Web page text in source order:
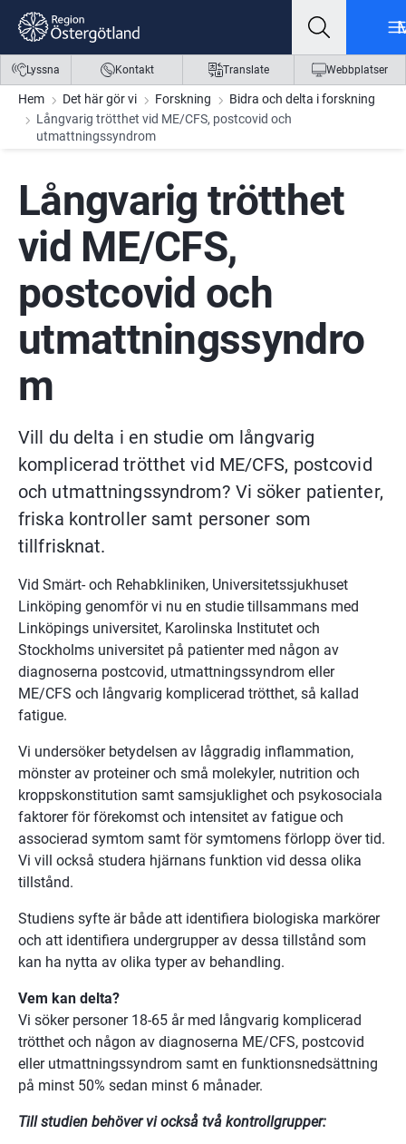
Gå till innehåll
Gå till meny
Gå till sidfot
Lyssna Kontakt Translate Webbplatser
Hem Det här gör vi Forskning
Bidra och delta i forskning
Långvarig trötthet vid ME/CFS, postcovid och
utmattningssyndrom
Långvarig trötthet
vid ME/CFS,
postcovid och
utmattningssyndro
m
Vill du delta i en studie om långvarig
komplicerad trötthet vid ME/CFS, postcovid
och utmattningssyndrom? Vi söker patienter,
friska kontroller samt personer som
tillfrisknat.
Vid Smärt- och Rehabkliniken, Universitetssjukhuset
Linköping genomför vi nu en studie tillsammans med
Linköpings universitet, Karolinska Institutet och
Stockholms universitet på patienter med någon av
diagnoserna postcovid, utmattningssyndrom eller
ME/CFS och långvarig komplicerad trötthet, så kallad
fatigue.
Vi undersöker betydelsen av låggradig inflammation,
mönster av proteiner och små molekyler, nutrition och
kroppskonstitution samt samsjuklighet och psykosociala
faktorer för förekomst och intensitet av fatigue och
associerad symtom samt för symtomens förlopp över tid.
Vi vill också studera hjärnans funktion vid dessa olika
tillstånd.
Studiens syfte är både att identifiera biologiska markörer
och att identifiera undergrupper av dessa tillstånd som
kan ha nytta av olika typer av behandling.
Vem kan delta?
Vi söker personer 18-65 år med långvarig komplicerad
trötthet och någon av diagnoserna ME/CFS, postcovid
eller utmattningssyndrom samt en funktionsnedsättning
på minst 50% sedan minst 6 månader.
Till studien behöver vi också två kontrollgrupper: